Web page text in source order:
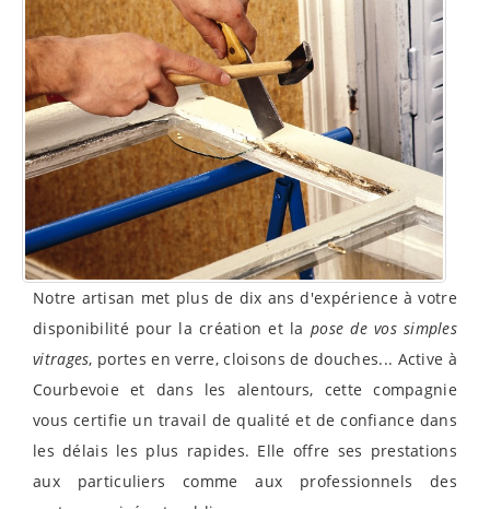
Notre artisan met plus de dix ans d'expérience à votre
disponibilité pour la création et la pose de vos simples
vitrages, portes en verre, cloisons de douches... Active à
Courbevoie et dans les alentours, cette compagnie
vous certifie un travail de qualité et de confiance dans
les délais les plus rapides. Elle offre ses prestations
aux particuliers comme aux professionnels des